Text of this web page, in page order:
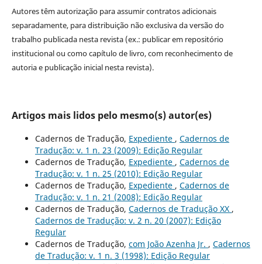
Autores têm autorização para assumir contratos adicionais
separadamente, para distribuição não exclusiva da versão do
trabalho publicada nesta revista (ex.: publicar em repositório
institucional ou como capítulo de livro, com reconhecimento de
autoria e publicação inicial nesta revista).
Artigos mais lidos pelo mesmo(s) autor(es)
Cadernos de Tradução, Expediente , Cadernos de
Tradução: v. 1 n. 23 (2009): Edição Regular
Cadernos de Tradução, Expediente , Cadernos de
Tradução: v. 1 n. 25 (2010): Edição Regular
Cadernos de Tradução, Expediente , Cadernos de
Tradução: v. 1 n. 21 (2008): Edição Regular
Cadernos de Tradução, Cadernos de Tradução XX ,
Cadernos de Tradução: v. 2 n. 20 (2007): Edição
Regular
Cadernos de Tradução, com João Azenha Jr. , Cadernos
de Tradução: v. 1 n. 3 (1998): Edição Regular